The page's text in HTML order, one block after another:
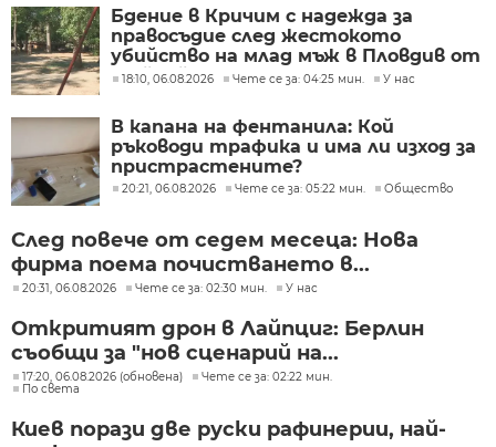
Бдение в Кричим с надежда за
правосъдие след жестокото
убийство на млад мъж в Пловдив от
тийнейджъри
18:10, 06.08.2026 Чете се за: 04:25 мин. У нас
В капана на фентанила: Кой
ръководи трафика и има ли изход за
пристрастените?
20:21, 06.08.2026 Чете се за: 05:22 мин. Общество
След повече от седем месеца: Нова
фирма поема почистването в...
20:31, 06.08.2026 Чете се за: 02:30 мин. У нас
Откритият дрон в Лайпциг: Берлин
съобщи за "нов сценарий на...
17:20, 06.08.2026 (обновена)
Чете се за: 02:22 мин.
По света
Киев порази две руски рафинерии, най-